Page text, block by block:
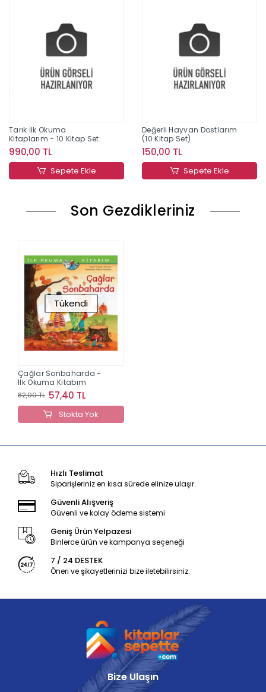
Tarık İlk Okuma
Kitaplarım - 10 Kitap Set
990,00 TL
Sepete Ekle
Değerli Hayvan Dostlarım
(10 Kitap Set)
150,00 TL
Sepete Ekle
Son Gezdikleriniz
Tükendi
Çağlar Sonbaharda -
İlk Okuma Kitabım
82,00 TL 57,40 TL
Stokta Yok
Hızlı Teslimat
Siparişleriniz en kısa sürede elinize ulaşır.
Güvenli Alışveriş
Güvenli ve kolay ödeme sistemi
Geniş Ürün Yelpazesi
Binlerce ürün ve kampanya seçeneği
7 / 24 DESTEK
Öneri ve şikayetlerinizi bize iletebilirsiniz.
Bize Ulaşın